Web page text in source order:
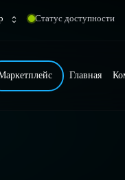
Статус доступности
Главная